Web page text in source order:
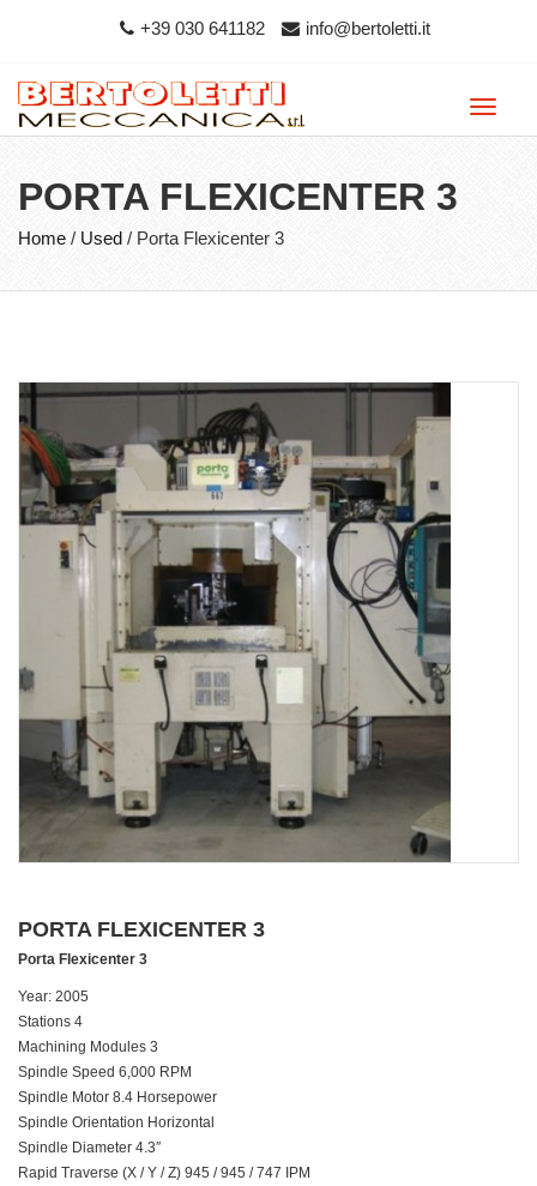
+39 030 641182 info@bertoletti.it
Toggle
PORTA FLEXICENTER 3
Home / Used / Porta Flexicenter 3
PORTA FLEXICENTER 3
Porta Flexicenter 3
Year: 2005
Stations 4
Machining Modules 3
Spindle Speed 6,000 RPM
Spindle Motor 8.4 Horsepower
Spindle Orientation Horizontal
Spindle Diameter 4.3″
Rapid Traverse (X / Y / Z) 945 / 945 / 747 IPM